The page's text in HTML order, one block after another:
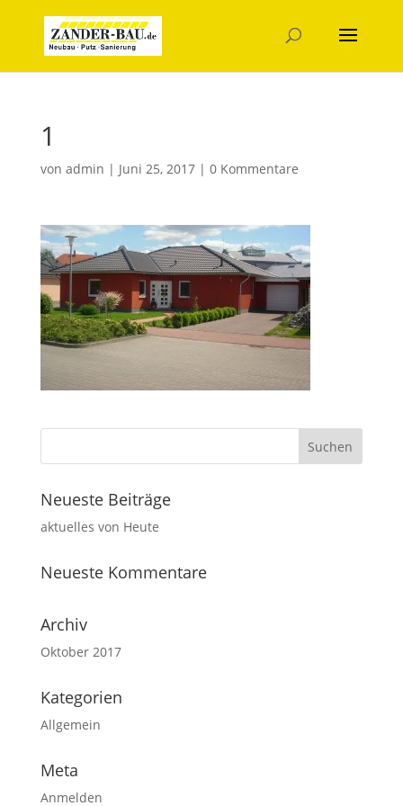
1
von admin | Juni 25, 2017| 0 Kommentare
Neueste Beiträge
aktuelles von Heute
Neueste Kommentare
Archiv
Oktober 2017
Kategorien
Allgemein
Meta
Anmelden